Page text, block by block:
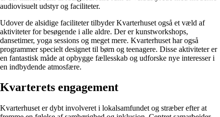
audiovisuelt udstyr og faciliteter.
Udover de alsidige faciliteter tilbyder Kvarterhuset også et væld af
aktiviteter for besøgende i alle aldre. Der er kunstworkshops,
dansetimer, yoga sessions og meget mere. Kvarterhuset har også
programmer specielt designet til børn og teenagere. Disse aktiviteter er
en fantastisk måde at opbygge fællesskab og udforske nye interesser i
en indbydende atmosfære.
Kvarterets engagement
Kvarterhuset er dybt involveret i lokalsamfundet og stræber efter at